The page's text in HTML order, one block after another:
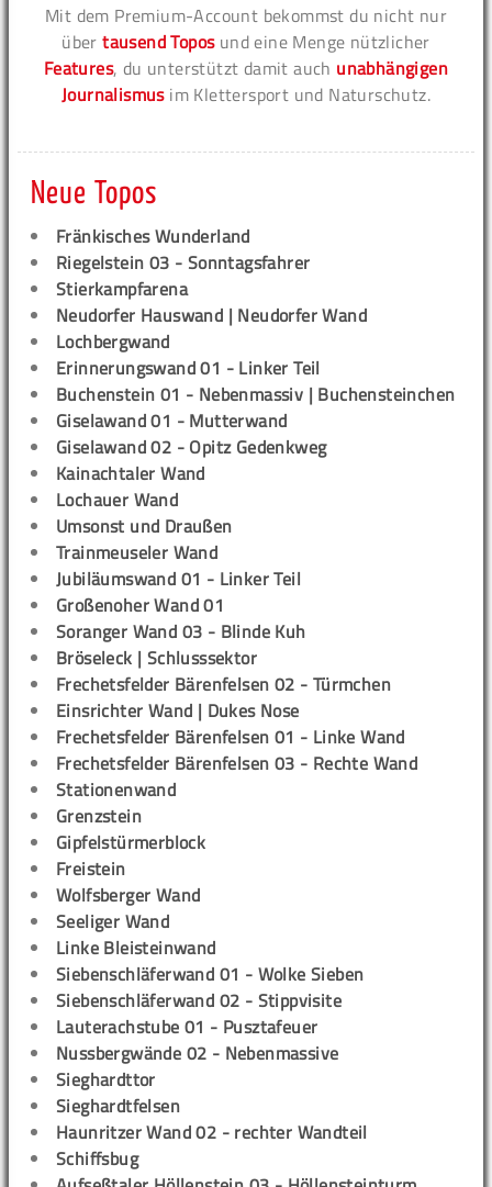
Mit dem Premium-Account bekommst du nicht nur
übertausend Toposund eine Menge nützlicher
Features, du unterstützt damit auch unabhängigen
Journalismusim Klettersport und Naturschutz.
Neue Topos
Fränkisches Wunderland
Riegelstein 03 - Sonntagsfahrer
Stierkampfarena
Neudorfer Hauswand | Neudorfer Wand
Lochbergwand
Erinnerungswand 01 - Linker Teil
Buchenstein 01 - Nebenmassiv | Buchensteinchen
Giselawand 01 - Mutterwand
Giselawand 02 - Opitz Gedenkweg
Kainachtaler Wand
Lochauer Wand
Umsonst und Draußen
Trainmeuseler Wand
Jubiläumswand 01 - Linker Teil
Großenoher Wand 01
Soranger Wand 03 - Blinde Kuh
Bröseleck | Schlusssektor
Frechetsfelder Bärenfelsen 02 - Türmchen
Einsrichter Wand | Dukes Nose
Frechetsfelder Bärenfelsen 01 - Linke Wand
Frechetsfelder Bärenfelsen 03 - Rechte Wand
Stationenwand
Grenzstein
Gipfelstürmerblock
Freistein
Wolfsberger Wand
Seeliger Wand
Linke Bleisteinwand
Siebenschläferwand 01 - Wolke Sieben
Siebenschläferwand 02 - Stippvisite
Lauterachstube 01 - Pusztafeuer
Nussbergwände 02 - Nebenmassive
Sieghardttor
Sieghardtfelsen
Haunritzer Wand 02 - rechter Wandteil
Schiffsbug